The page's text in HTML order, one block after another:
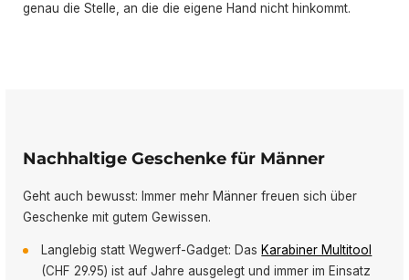
genau die Stelle, an die die eigene Hand nicht hinkommt.
Nachhaltige Geschenke für Männer
Geht auch bewusst: Immer mehr Männer freuen sich über
Geschenke mit gutem Gewissen.
Langlebig statt Wegwerf-Gadget: Das Karabiner Multitool
(CHF 29.95) ist auf Jahre ausgelegt und immer im Einsatz